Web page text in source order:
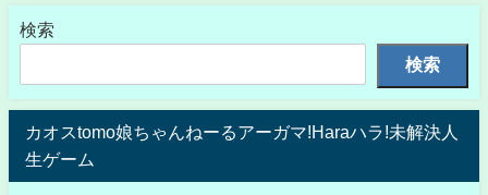
検索
検索
カオスtomo娘ちゃんねーるアーガマ!Haraハラ!未解決人
生ゲーム